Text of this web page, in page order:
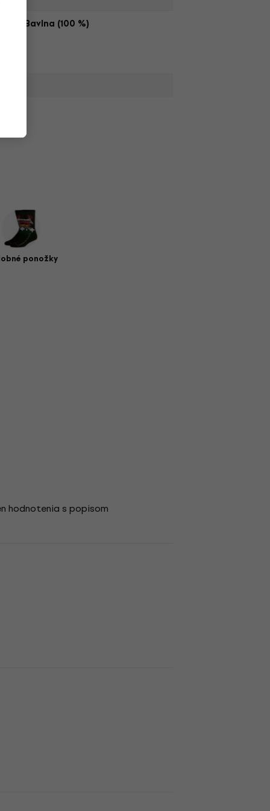
Bavlna (100 %)
ponožky
hodnotenia s popisom